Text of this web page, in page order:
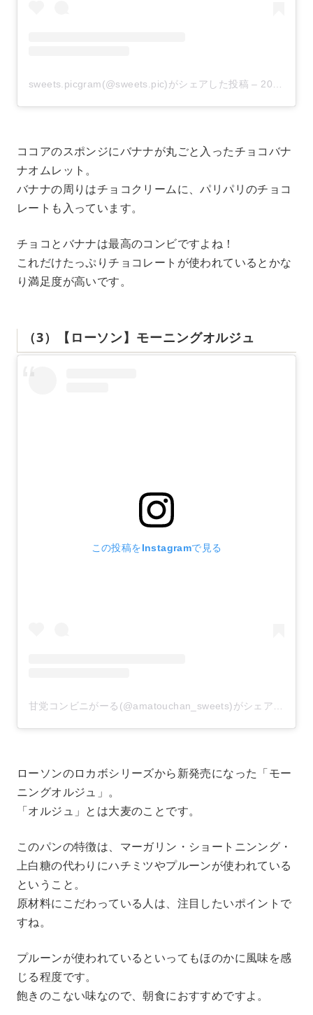
sweets.picgram(@sweets.pic)がシェアした投稿 – 2020年 8月月31日午前5時49分PDT
ココアのスポンジにバナナが丸ごと入ったチョコバナ
ナオムレット。
バナナの周りはチョコクリームに、パリパリのチョコ
レートも入っています。
チョコとバナナは最高のコンビですよね！
これだけたっぷりチョコレートが使われているとかな
り満足度が高いです。
（3）【ローソン】モーニングオルジュ
この投稿をInstagramで見る
ローソンのロカボシリーズから新発売になった「モー
ニングオルジュ」。
「オルジュ」とは大麦のことです。
このパンの特徴は、マーガリン・ショートニンング・
上白糖の代わりにハチミツやプルーンが使われている
ということ。
原材料にこだわっている人は、注目したいポイントで
すね。
プルーンが使われているといってもほのかに風味を感
じる程度です。
飽きのこない味なので、朝食におすすめですよ。